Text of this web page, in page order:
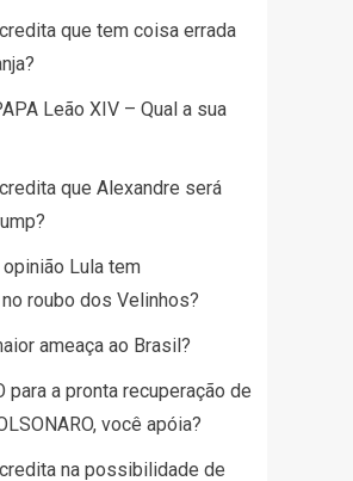
que tem coisa errada
Leão XIV – Qual a sua
que Alexandre será
opinião Lula tem
roubo dos Velinhos?
ameaça ao Brasil?
para a pronta recuperação de
você apóia?
na possibilidade de